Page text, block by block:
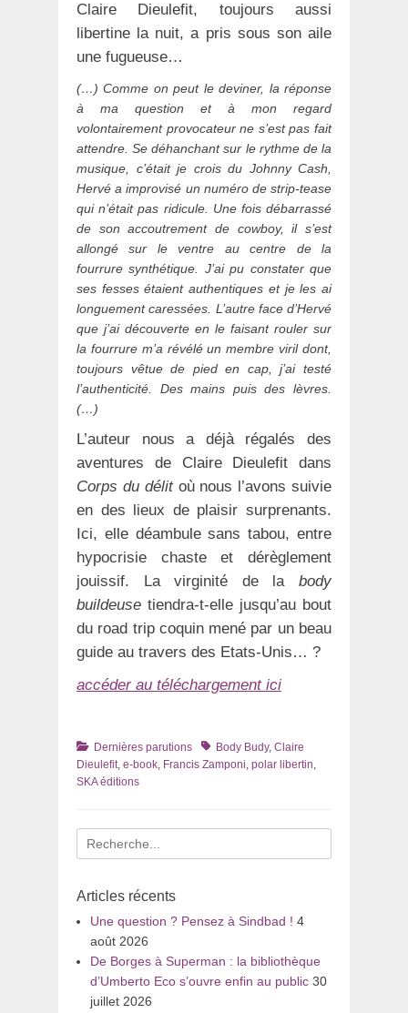
Claire Dieulefit, toujours aussi
libertine la nuit, a pris sous son aile
une fugueuse…
(…) Comme on peut le deviner, la réponse
à ma question et à mon regard
volontairement provocateur ne s’est pas fait
attendre. Se déhanchant sur le rythme de la
musique, c’était je crois du Johnny Cash,
Hervé a improvisé un numéro de strip-tease
qui n’était pas ridicule. Une fois débarrassé
de son accoutrement de cowboy, il s’est
allongé sur le ventre au centre de la
fourrure synthétique. J’ai pu constater que
ses fesses étaient authentiques et je les ai
longuement caressées. L’autre face d’Hervé
que j’ai découverte en le faisant rouler sur
la fourrure m’a révélé un membre viril dont,
toujours vêtue de pied en cap, j’ai testé
l’authenticité. Des mains puis des lèvres.
(…)
L’auteur nous a déjà régalés des
aventures de Claire Dieulefit dans
Corps du délitoù nous l’avons suivie
en des lieux de plaisir surprenants.
Ici, elle déambule sans tabou, entre
hypocrisie chaste et dérèglement
jouissif. La virginité de la body
buildeuse tiendra-t-elle jusqu’au bout
du road trip coquin mené par un beau
guide au travers des Etats-Unis… ?
accéder au téléchargement ici
Catégories
Dernières parutions TagsBody Budy, Claire
Dieulefit, e-book, Francis Zamponi, polar libertin,
SKA éditions
Recherche
pour
Articles récents
Une question ? Pensez à Sindbad ! 4
août 2026
De Borges à Superman : la bibliothèque
d’Umberto Eco s’ouvre enfin au public 30
juillet 2026